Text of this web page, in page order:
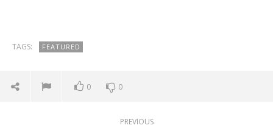
TAGS: FEATURED
0 0
PREVIOUS